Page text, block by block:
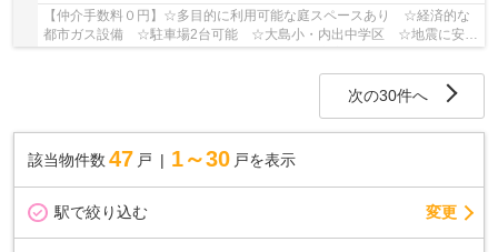
【仲介手数料０円】☆多目的に利用可能な庭スペースあり ☆経済的な
都市ガス設備 ☆駐車場2台可能 ☆大島小・内出中学区 ☆地震に安心
の耐震等級3 ☆収納豊富な間取り ☆便利＆充実の内...
次の30件へ
該当物件数 47 戸 1～30 戸を表示
駅で絞り込む 変更